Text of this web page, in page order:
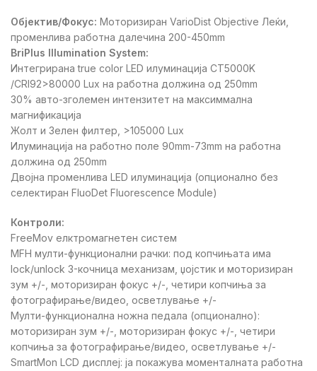
Објектив/Фокус: Моторизиран VarioDist Objective Леќи,
променлива работна далечина 200-450mm
BriPlus Illumination System:
Интегрирана true color LED илуминација CT5000K
/CRI92>80000 Lux на работна должина од 250mm
30% авто-зголемен интензитет на максиммална
магнификација
Жолт и Зелен филтер, >105000 Lux
Илуминација на работно поле 90mm-73mm на работна
должина од 250mm
Двојна променлива LED илуминација (опционално без
селектиран FluoDet Fluorescence Module)
Контроли:
FreeMov елктромагнетен систем
MFH мулти-функционални рачки: под копчињата има
lock/unlock 3-кочница механизам, џојстик и моторизиран
зум +/-, моторизиран фокус +/-, четири копчиња за
фотографирање/видео, осветлување +/-
Мулти-функционална ножна педала (опционално):
моторизиран зум +/-, моторизиран фокус +/-, четири
копчиња за фотографирање/видео, осветлување +/-
SmartMon LCD дисплеј: ја покажува моменталната работна